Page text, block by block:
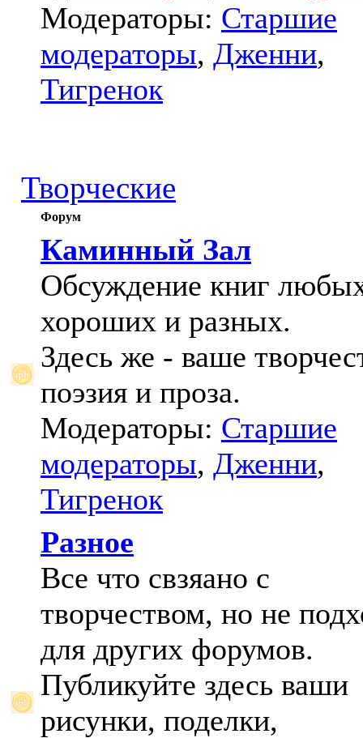
Модераторы: Старшие
модераторы, Дженни,
Тигренок
Творческие
Форум
Каминный Зал
Обсуждение книг
хороших и разных.
Здесь же - ваше
поэзия и проза.
Модераторы: Старшие
модераторы, Дженни,
Тигренок
Разное
Все что свзяано с
творчеством, но не
для других форумов.
Публикуйте здесь ваши
рисунки, поделки,